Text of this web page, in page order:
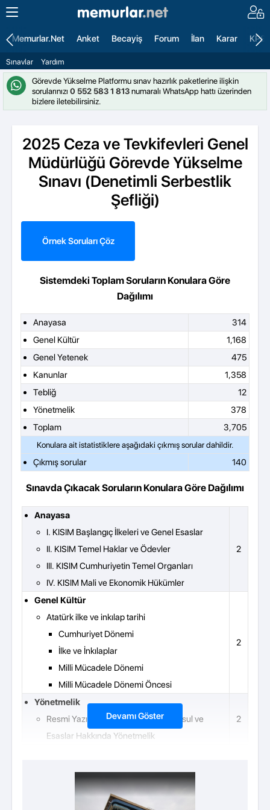
Memurlar.Net Anket Becayiş Forum İlan Karar
Sınavlar Yardım
Görevde Yükselme Platformu sınav hazırlık paketlerine ilişkin
sorularınızı0 552 583 1 813numaralı WhatsApp hattı üzerinden
bizlere iletebilirsiniz.
2025 Ceza ve Tevkifevleri Genel
Müdürlüğü Görevde Yükselme
Sınavı (Denetimli Serbestlik
Şefliği)
Örnek Soruları Çöz
Sistemdeki Toplam Soruların Konulara Göre
Dağılımı
Anayasa
314
Genel Kültür
1,168
Genel Yetenek
475
Kanunlar
1,358
Tebliğ
12
Yönetmelik
378
Toplam
3,705
Çıkmış sorular 140
Sınavda Çıkacak Soruların Konulara Göre Dağılımı
Anayasa
I. KISIM Başlangıç İlkeleri ve Genel Esaslar
II. KISIM Temel Haklar ve Ödevler
III. KISIM Cumhuriyetin Temel Organları
IV. KISIM Mali ve Ekonomik Hükümler
2
Genel Kültür
Atatürk ilke ve inkılap tarihi
Cumhuriyet Dönemi
İlke ve İnkılaplar
Milli Mücadele Dönemi
Milli Mücadele Dönemi Öncesi
2
Yönetmelik
Resmi Yazışmalarda Uygulanacak Usul ve
Esaslar Hakkında Yönetmelik
2
Etik Davranış İlkeleri
Genel Kültür
Genel Hukuk Bilgisi
Devamı Göster